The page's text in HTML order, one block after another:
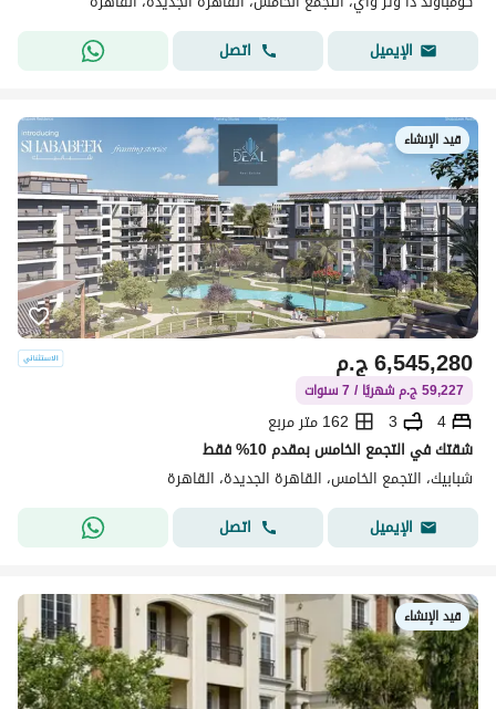
الإيميل
اتصل
قيد الإنشاء
ج.م6,545,280
59,227 ج.م شهريًا / 7 سنوات
4
3
162 متر مربع
شقتك في التجمع الخامس بمقدم 10% فقط
شبابيك، التجمع الخامس، القاهرة الجديدة، القاهرة
الإيميل
اتصل
قيد الإنشاء